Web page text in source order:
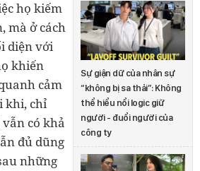
Sự giận dữ của nhân sự
“không bị sa thải”: Không
thể hiểu nổi logic giữ
người - đuổi người của
công ty
họ kiếm
mà ở cách
diện với
khiến
cảm
khi, chỉ
có khả
đủ dũng
những